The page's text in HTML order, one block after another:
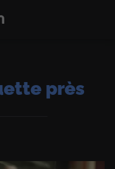
près